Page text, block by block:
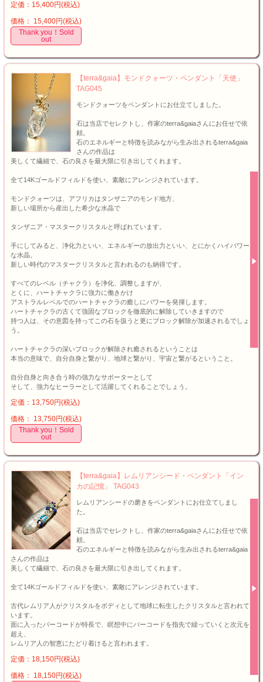
定価：15,400円(税込)
価格： 15,400円(税込)
Thank you！Sold
out
【terra&gaia】モンドクォーツ・ペンダント「天使」
TAG045
モンドクォーツをペンダントにお仕立てしました。
石は当店でセレクトし、作家のterra&gaiaさんにお任せで依
頼。
石のエネルギーと特徴を読みながら生み出されるterra&gaia
さんの作品は
美しくて繊細で、石の良さを最大限に引き出してくれます。
全て14Kゴールドフィルドを使い、素敵にアレンジされています。
モンドクォーツは、アフリカはタンザニアのモンド地方、
新しい場所から産出した希少な水晶で
タンザニア・マスタークリスタルと呼ばれています。
手にしてみると、浄化力といい、エネルギーの放出力といい、とにかくハイパワー
な水晶。
新しい時代のマスタークリスタルと言われるのも納得です。
すべてのレベル（チャクラ）を浄化、調整しますが、
とくに、ハートチャクラに強力に働きかけ
アストラルレベルでのハートチャクラの癒しにパワーを発揮します。
ハートチャクラの古くて強固なブロックを徹底的に解除していきますので
持つ人は、その意図を持ってこの石を扱うと更にブロック解除が加速されるでしょ
う。
ハートチャクラの深いブロックが解除され癒されるということは
本当の意味で、自分自身と繋がり、地球と繋がり、宇宙と繋がるということ。
自分自身と向き合う時の強力なサポーターとして
そして、強力なヒーラーとして活躍してくれることでしょう。
定価：13,750円(税込)
価格： 13,750円(税込)
Thank you！Sold
out
【terra&gaia】レムリアンシード・ペンダント「イン
カの記憶」 TAG043
レムリアンシードの磨きをペンダントにお仕立てしまし
た。
石は当店でセレクトし、作家のterra&gaiaさんにお任せで依
頼。
石のエネルギーと特徴を読みながら生み出されるterra&gaia
さんの作品は
美しくて繊細で、石の良さを最大限に引き出してくれます。
全て14Kゴールドフィルドを使い、素敵にアレンジされています。
古代レムリア人がクリスタルをボディとして地球に転生したクリスタルと言われて
います。
面に入ったバーコードが特長で、瞑想中にバーコードを指先で繰っていくと次元を
超え、
レムリア人の智恵にたどり着けると言われます。
定価：18,150円(税込)
価格： 18,150円(税込)